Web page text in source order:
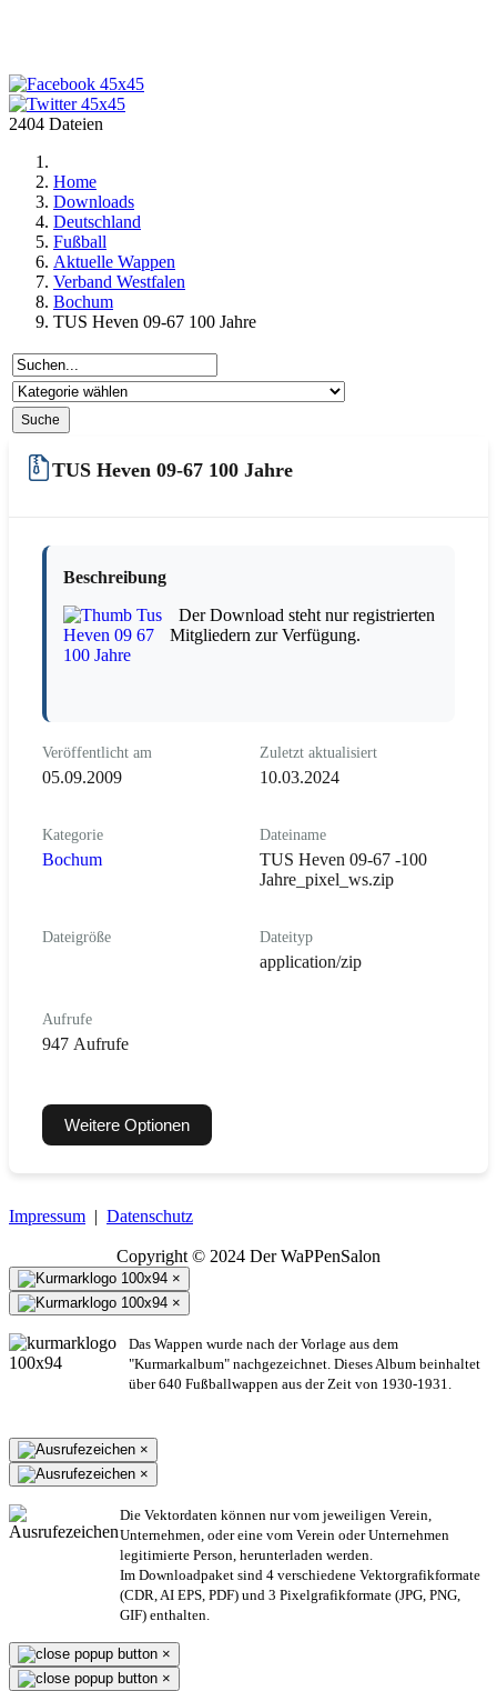
2404 Dateien
Home
Downloads
Deutschland
Fußball
Aktuelle Wappen
Verband Westfalen
Bochum
TUS Heven 09-67 100 Jahre
TUS Heven 09-67 100 Jahre
Beschreibung
Der Download steht nur registrierten
Mitgliedern zur Verfügung.
Veröffentlicht am
05.09.2009
Zuletzt aktualisiert
10.03.2024
Kategorie
Bochum
Dateiname
TUS Heven 09-67 -100
Jahre_pixel_ws.zip
Dateigröße Dateityp
application/zip
Aufrufe
947 Aufrufe
Weitere Optionen
Impressum | Datenschutz
Copyright © 2024 Der WaPPenSalon
×
×
Das Wappen wurde nach der Vorlage aus dem
"Kurmarkalbum" nachgezeichnet. Dieses Album beinhaltet
über 640 Fußballwappen aus der Zeit von 1930-1931.
×
×
Die Vektordaten können nur vom jeweiligen Verein,
Unternehmen, oder eine vom Verein oder Unternehmen
legitimierte Person, herunterladen werden.
Im Downloadpaket sind 4 verschiedene Vektorgrafikformate
(CDR, AI EPS, PDF) und 3 Pixelgrafikformate (JPG, PNG,
GIF) enthalten.
×
×